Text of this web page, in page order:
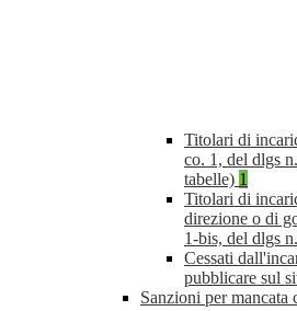
Titolari di
co. 1, del dlgs
tabelle) 1
Titolari di
direzione o di
1-bis, del dlgs
Cessati
pubblicare sul
Sanzioni per mancata